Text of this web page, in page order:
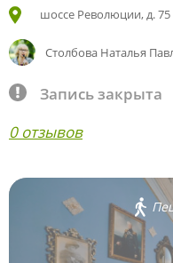
шоссе Революции, д. 75
Столбова Наталья
Запись закрыта
0 отзывов